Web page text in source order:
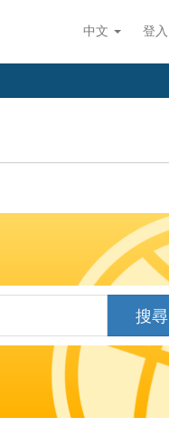
中文 登入
搜尋